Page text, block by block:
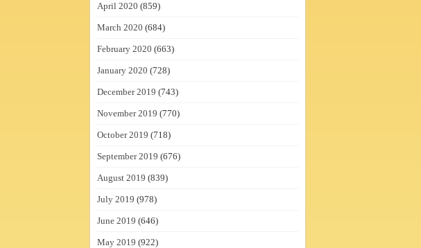
April 2020 (859)
March 2020 (684)
February 2020 (663)
January 2020 (728)
December 2019 (743)
November 2019 (770)
October 2019 (718)
September 2019 (676)
August 2019 (839)
July 2019 (978)
June 2019 (646)
May 2019 (922)